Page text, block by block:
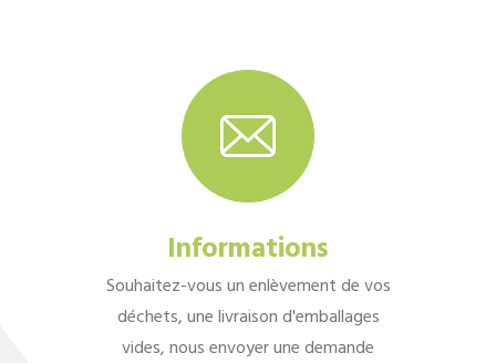
Informations
Souhaitez-vous un enlèvement de vos
déchets, une livraison d'emballages
vides, nous envoyer une demande